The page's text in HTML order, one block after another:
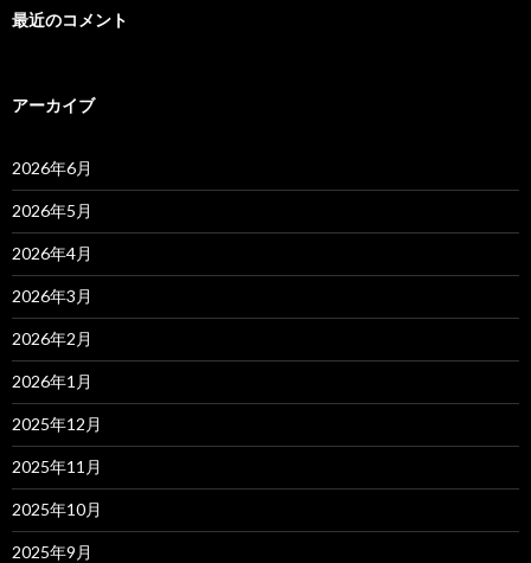
最近のコメント
アーカイブ
2026年6月
2026年5月
2026年4月
2026年3月
2026年2月
2026年1月
2025年12月
2025年11月
2025年10月
2025年9月